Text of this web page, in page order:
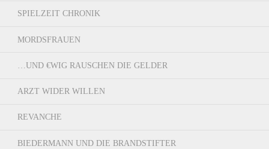
SPIELZEIT CHRONIK
MORDSFRAUEN
…UND €WIG RAUSCHEN DIE GELDER
ARZT WIDER WILLEN
REVANCHE
BIEDERMANN UND DIE BRANDSTIFTER